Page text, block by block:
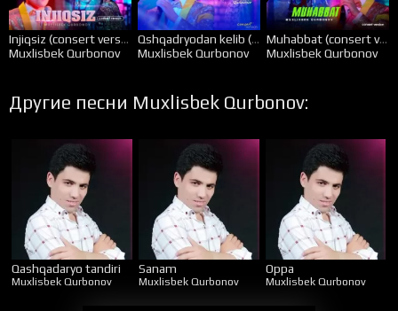
Injiqsiz (consert version)
Muxlisbek Qurbonov
Qshqadryodan kelib (consert version)
Muxlisbek Qurbonov
Muhabbat (consert version)
Muxlisbek Qurbonov
Другие песни Muxlisbek Qurbonov:
Qashqadaryo tandiri
Muxlisbek Qurbonov
Sanam
Muxlisbek Qurbonov
Oppa
Muxlisbek Qurbonov